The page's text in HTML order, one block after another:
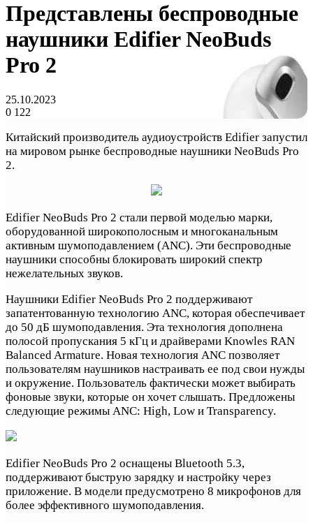
Представлены беспроводные
наушники Edifier NeoBuds
Pro 2
25.10.2023
0 122
Китайский производитель аудиоустройств Edifier запустил
на мировом рынке беспроводные наушники NeoBuds Pro
2.
Edifier NeoBuds Pro 2 стали первой моделью марки,
оборудованной широкополосным и многоканальным
активным шумоподавлением (ANC). Эти беспроводные
наушники способны блокировать широкий спектр
нежелательных звуков.
Наушники Edifier NeoBuds Pro 2 поддерживают
запатентованную технологию ANC, которая обеспечивает
до 50 дБ шумоподавления. Эта технология дополнена
полосой пропускания 5 кГц и драйверами Knowles RAN
Balanced Armature. Новая технология ANC позволяет
пользователям наушников настраивать ее под свои нужды
и окружение. Пользователь фактически может выбирать
фоновые звуки, которые он хочет слышать. Предложены
следующие режимы ANC: High, Low и Transparency.
Edifier NeoBuds Pro 2 оснащены Bluetooth 5.3,
поддерживают быструю зарядку и настройку через
приложение. В модели предусмотрено 8 микрофонов для
более эффективного шумоподавления.